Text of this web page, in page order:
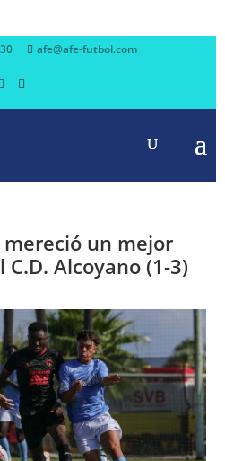
afe@afe-futbol.com
mereció un mejor
Alcoyano (1-3)